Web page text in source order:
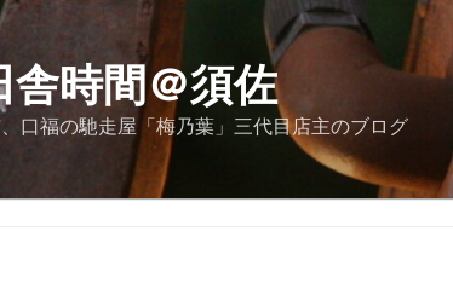
舎時間＠須佐
口福の馳走屋「梅乃葉」三代目店主のブログ